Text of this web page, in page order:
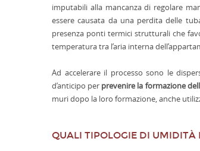
imputabili alla mancanza di regolare
essere causata da una perdita delle
presenza ponti termici strutturali che
temperatura tra l’aria interna
Ad accelerare il processo sono le
d’anticipo per prevenire la formazione
muri dopo la loro formazione, anche
QUALI TIPOLOGIE DI UMIDITÀ